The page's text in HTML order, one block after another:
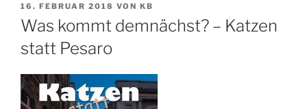
VERÖFFENTLICHT
AM
16. FEBRUAR 2018 VON KB
Was kommt demnächst? – Katzen
statt Pesaro